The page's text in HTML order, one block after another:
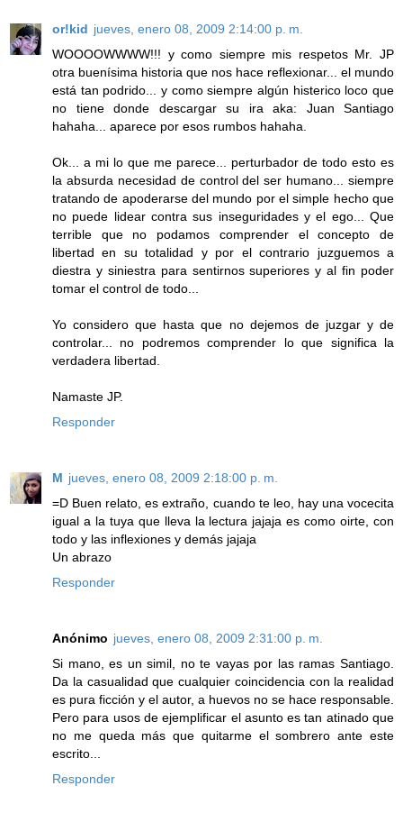
or!kid jueves, enero 08, 2009 2:14:00 p. m.
WOOOOWWWW!!! y como siempre mis respetos Mr. JP
otra buenísima historia que nos hace reflexionar... el mundo
está tan podrido... y como siempre algún histerico loco que
no tiene donde descargar su ira aka: Juan Santiago
hahaha... aparece por esos rumbos hahaha.
Ok... a mi lo que me parece... perturbador de todo esto es
la absurda necesidad de control del ser humano... siempre
tratando de apoderarse del mundo por el simple hecho que
no puede lidear contra sus inseguridades y el ego... Que
terrible que no podamos comprender el concepto de
libertad en su totalidad y por el contrario juzguemos a
diestra y siniestra para sentirnos superiores y al fin poder
tomar el control de todo...
Yo considero que hasta que no dejemos de juzgar y de
controlar... no podremos comprender lo que significa la
verdadera libertad.
Namaste JP.
Responder
M jueves, enero 08, 2009 2:18:00 p. m.
=D Buen relato, es extraño, cuando te leo, hay una vocecita
igual a la tuya que lleva la lectura jajaja es como oirte, con
todo y las inflexiones y demás jajaja
Un abrazo
Responder
Anónimo jueves, enero 08, 2009 2:31:00 p. m.
Si mano, es un simil, no te vayas por las ramas Santiago.
Da la casualidad que cualquier coincidencia con la realidad
es pura ficción y el autor, a huevos no se hace responsable.
Pero para usos de ejemplificar el asunto es tan atinado que
no me queda más que quitarme el sombrero ante este
escrito...
Responder